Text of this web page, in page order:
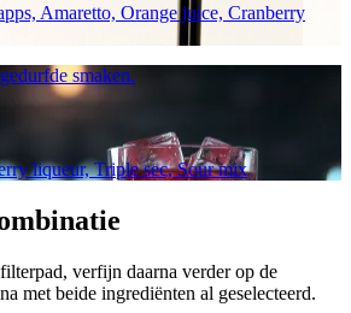
Amaretto, Orange juice, Cranberry
smaken.
liqueur, Triple sec, Sour mix
verfijn daarna verder op de
met beide ingrediënten al geselecteerd.